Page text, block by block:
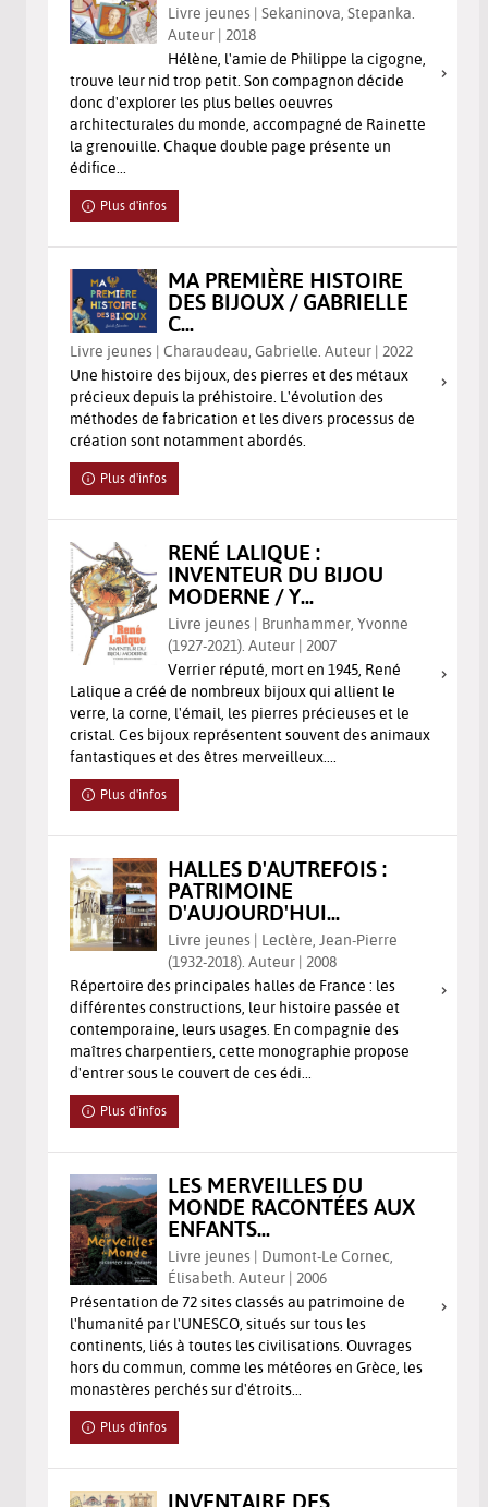
Livre jeunes | Sekaninova, Stepanka.
Auteur | 2018
Hélène, l'amie de Philippe la cigogne,
trouve leur nid trop petit. Son compagnon décide
donc d'explorer les plus belles oeuvres
architecturales du monde, accompagné de Rainette
la grenouille. Chaque double page présente un
édifice...
Plus d'infos
MA PREMIÈRE HISTOIRE
DES BIJOUX / GABRIELLE
C...
Livre jeunes | Charaudeau, Gabrielle. Auteur | 2022
Une histoire des bijoux, des pierres et des métaux
précieux depuis la préhistoire. L'évolution des
méthodes de fabrication et les divers processus de
création sont notamment abordés.
Plus d'infos
RENÉ LALIQUE :
INVENTEUR DU BIJOU
MODERNE / Y...
Livre jeunes | Brunhammer, Yvonne
(1927-2021). Auteur | 2007
Verrier réputé, mort en 1945, René
Lalique a créé de nombreux bijoux qui allient le
verre, la corne, l'émail, les pierres précieuses et le
cristal. Ces bijoux représentent souvent des animaux
fantastiques et des êtres merveilleux....
Plus d'infos
HALLES D'AUTREFOIS :
PATRIMOINE
D'AUJOURD'HUI...
Livre jeunes | Leclère, Jean-Pierre
(1932-2018). Auteur | 2008
Répertoire des principales halles de France : les
différentes constructions, leur histoire passée et
contemporaine, leurs usages. En compagnie des
maîtres charpentiers, cette monographie propose
d'entrer sous le couvert de ces édi...
Plus d'infos
LES MERVEILLES DU
MONDE RACONTÉES AUX
ENFANTS...
Livre jeunes | Dumont-Le Cornec,
Élisabeth. Auteur | 2006
Présentation de 72 sites classés au patrimoine de
l'humanité par l'UNESCO, situés sur tous les
continents, liés à toutes les civilisations. Ouvrages
hors du commun, comme les météores en Grèce, les
monastères perchés sur d'étroits...
Plus d'infos
INVENTAIRE DES